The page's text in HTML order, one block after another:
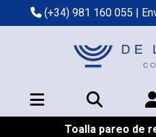
(+34) 981 160 055 |
Toalla pareo de